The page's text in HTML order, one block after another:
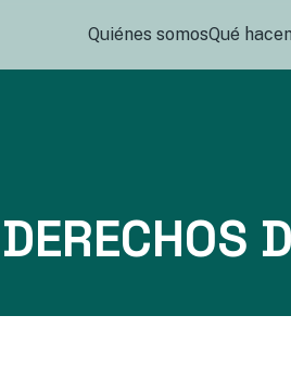
Quiénes somosQué
DERECHOS